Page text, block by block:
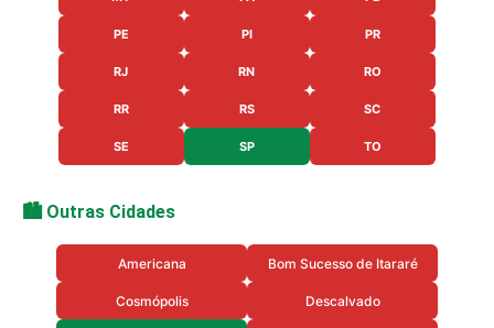
PE PI PR
RJ RN RO
RR RS SC
SE SP TO
🏙️ Outras Cidades
Americana Bom Sucesso de Itararé
Cosmópolis Descalvado